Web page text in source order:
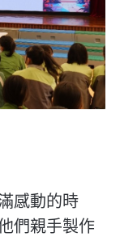
感動的時
們親手製作